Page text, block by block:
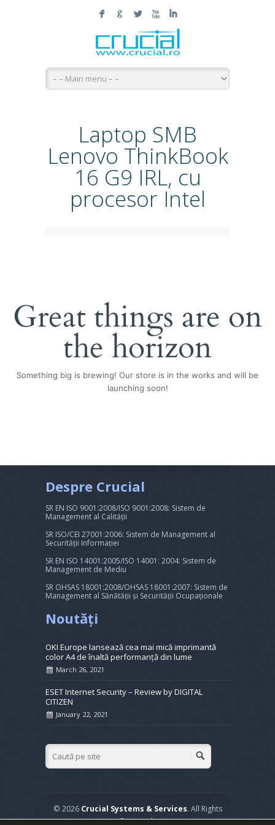
F G L X I
Laptop SMB
Lenovo ThinkBook
16 G9 IRL, cu
procesor Intel
Great things are on
the horizon
Something big is brewing! Our store is in the works and will be
launching soon!
Despre Crucial
SR EN ISO 9001:2008/ISO 9001:2008: Sistem de
Management al Calității
SR ISO/CEI 27001:2006: Sistem de Management al
Securității Informației
SR EN ISO 14001:2005/ISO 14001: 2004: Sistem de
Management de Mediu
SR OHSAS 18001:2008/OHSAS 18001:2007: Sistem de
Management al Sănătății și Securității Ocupaționale
Noutăți
OKI Europe lansează cea mai mică imprimantă
color A4 de înaltă performanță din lume
March 26, 2021
ESET Internet Security – Review by DIGITAL
CITIZEN
January 22, 2021
© 2026 Crucial Systems & Services. All Rights
Reserved.